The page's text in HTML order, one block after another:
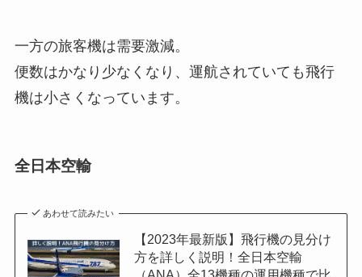
一方の旅客機は需要激減。
便数はかなり少なくなり、運航されていても飛行
機は小さくなっています。
全日本空輸
あわせて読みたい
【2023年最新版】飛行機の見分け
方を詳しく説明！全日本空輸